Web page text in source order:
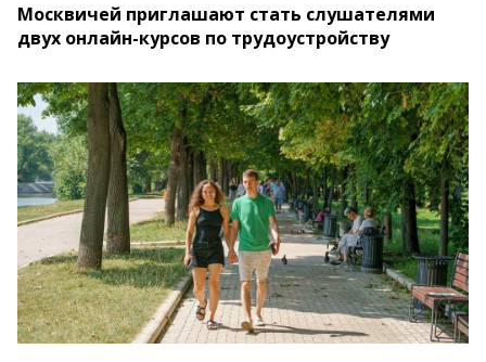
Москвичей приглашают стать слушателями
двух онлайн-курсов по трудоустройству